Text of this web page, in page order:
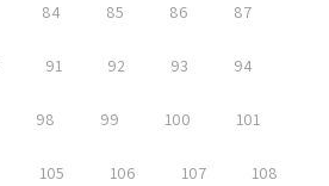
84 85 86 87
91 92 93 94
98 99 100 101
105 106 107 108